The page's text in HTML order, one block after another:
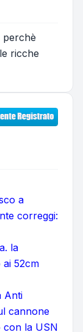
perchè
ricche
a
correggi:
la
52cm
Anti
cannone
con la USN